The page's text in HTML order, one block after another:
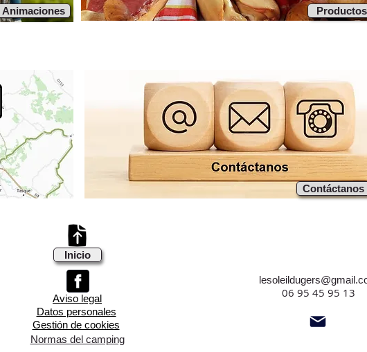
Animaciones
Contáctanos
Aviso legal
Datos personales
Gestión de cookies
06 95 45 95 13
Normas del camping
Inicio